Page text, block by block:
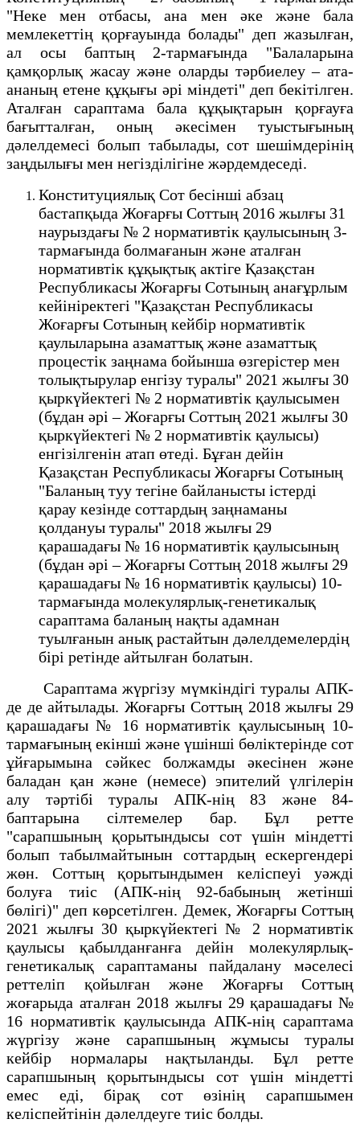
"Неке мен отбасы, ана мен әке және бала
мемлекеттің қорғауында болады" деп жазылған,
ал осы баптың 2-тармағында "Балаларына
қамқорлық жасау және оларды тәрбиелеу – ата-
ананың етене құқығы әрі міндеті" деп бекітілген.
Аталған сараптама бала құқықтарын қорғауға
бағытталған, оның әкесімен туыстығының
дәлелдемесі болып табылады, сот шешімдерінің
заңдылығы мен негізділігіне жәрдемдеседі.
Конституциялық Сот бесінші абзац
бастапқыда Жоғарғы Соттың 2016 жылғы 31
наурыздағы № 2 нормативтік қаулысының 3-
тармағында болмағанын және аталған
нормативтік құқықтық актіге Қазақстан
Республикасы Жоғарғы Сотының анағұрлым
кейініректегі "Қазақстан Республикасы
Жоғарғы Сотының кейбір нормативтік
қаулыларына азаматтық және азаматтық
процестік заңнама бойынша өзгерістер мен
толықтырулар енгізу туралы" 2021 жылғы 30
қыркүйектегі № 2 нормативтік қаулысымен
(бұдан әрі – Жоғарғы Соттың 2021 жылғы 30
қыркүйектегі № 2 нормативтік қаулысы)
енгізілгенін атап өтеді. Бұған дейін
Қазақстан Республикасы Жоғарғы Сотының
"Баланың туу тегіне байланысты істерді
қарау кезінде соттардың заңнаманы
қолдануы туралы" 2018 жылғы 29
қарашадағы № 16 нормативтік қаулысының
(бұдан әрі – Жоғарғы Соттың 2018 жылғы 29
қарашадағы № 16 нормативтік қаулысы) 10-
тармағында молекулярлық-генетикалық
сараптама баланың нақты адамнан
туылғанын анық растайтын дәлелдемелердің
бірі ретінде айтылған болатын.
Сараптама жүргізу мүмкіндігі туралы АПК-
де де айтылады. Жоғарғы Соттың 2018 жылғы 29
қарашадағы № 16 нормативтік қаулысының 10-
тармағының екінші және үшінші бөліктерінде сот
ұйғарымына сәйкес болжамды әкесінен және
баладан қан және (немесе) эпителий үлгілерін
алу тәртібі туралы АПК-нің 83 және 84-
баптарына сілтемелер бар. Бұл ретте
"сарапшының қорытындысы сот үшін міндетті
болып табылмайтынын соттардың ескергендері
жөн. Соттың қорытындымен келіспеуі уәжді
болуға тиіс (АПК-нің 92-бабының жетінші
бөлігі)" деп көрсетілген. Демек, Жоғарғы Соттың
2021 жылғы 30 қыркүйектегі № 2 нормативтік
қаулысы қабылданғанға дейін молекулярлық-
генетикалық сараптаманы пайдалану мәселесі
реттеліп қойылған және Жоғарғы Соттың
жоғарыда аталған 2018 жылғы 29 қарашадағы №
16 нормативтік қаулысында АПК-нің сараптама
жүргізу және сарапшының жұмысы туралы
кейбір нормалары нақтыланды. Бұл ретте
сарапшының қорытындысы сот үшін міндетті
емес еді, бірақ сот өзінің сарапшымен
келіспейтінін дәлелдеуге тиіс болды.